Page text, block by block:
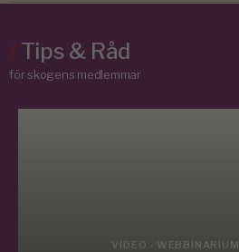
/Tips & Råd
för skogens medlemmar
VIDEO - WEBBINARIUM